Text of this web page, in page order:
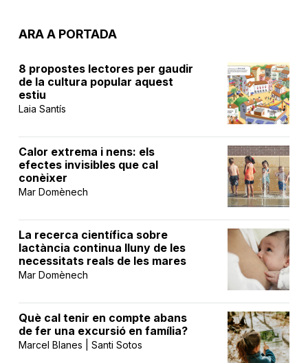
ARA A PORTADA
8 propostes lectores per gaudir
de la cultura popular aquest
estiu
Laia Santís
Calor extrema i nens: els
efectes invisibles que cal
conèixer
Mar Domènech
La recerca científica sobre
lactància continua lluny de les
necessitats reals de les mares
Mar Domènech
Què cal tenir en compte abans
de fer una excursió en família?
Marcel Blanes | Santi Sotos